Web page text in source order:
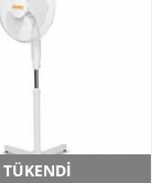
TÜKENDİ
Hızlı Teslimat